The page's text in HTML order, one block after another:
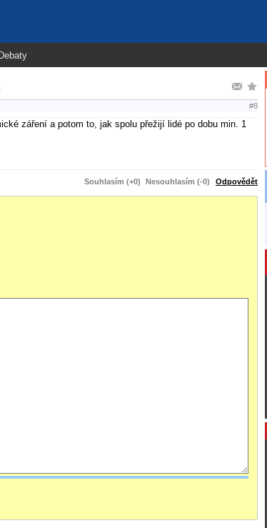
Debaty
#8
záření a potom to, jak spolu přežijí lidé po dobu min. 1
Souhlasím (+0) Nesouhlasím (-0) Odpovědět